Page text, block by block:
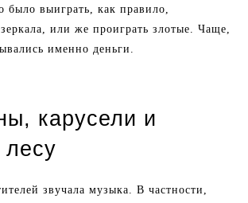
было выиграть, как правило,
или же проиграть злотые. Чаще,
именно деньги.
карусели и
лесу
звучала музыка. В частности,